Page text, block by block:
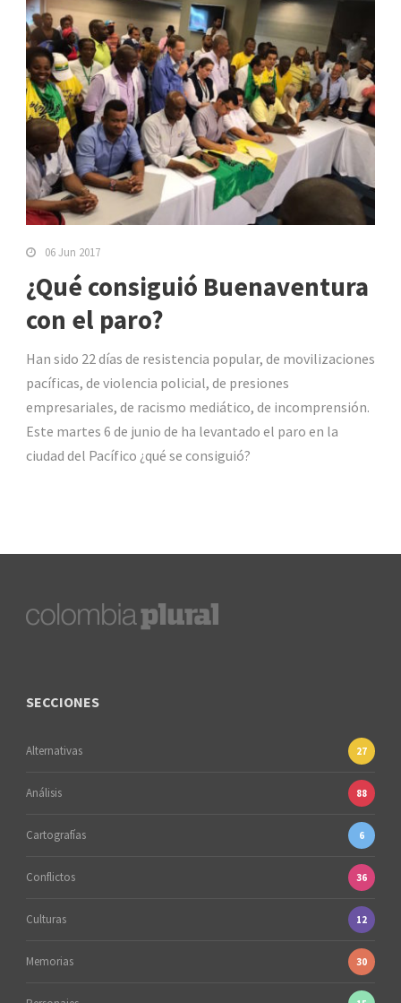
06 Jun 2017
¿Qué consiguió Buenaventura
con el paro?
Han sido 22 días de resistencia popular, de movilizaciones
pacíficas, de violencia policial, de presiones
empresariales, de racismo mediático, de incomprensión.
Este martes 6 de junio de ha levantado el paro en la
ciudad del Pacífico ¿qué se consiguió?
SECCIONES
Alternativas 27
Análisis 88
Cartografías 6
Conflictos 36
Culturas 12
Memorias 30